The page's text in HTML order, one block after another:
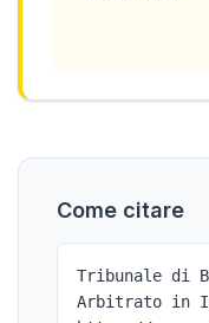
Come citare
Tribunale di
Arbitrato in